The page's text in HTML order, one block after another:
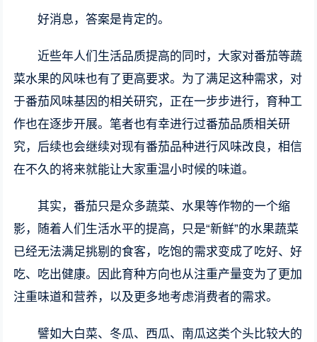
好消息，答案是肯定的。
近些年人们生活品质提高的同时，大家对番茄等蔬
菜水果的风味也有了更高要求。为了满足这种需求，对
于番茄风味基因的相关研究，正在一步步进行，育种工
作也在逐步开展。笔者也有幸进行过番茄品质相关研
究，后续也会继续对现有番茄品种进行风味改良，相信
在不久的将来就能让大家重温小时候的味道。
其实，番茄只是众多蔬菜、水果等作物的一个缩
影，随着人们生活水平的提高，只是“新鲜”的水果蔬菜
已经无法满足挑剔的食客，吃饱的需求变成了吃好、好
吃、吃出健康。因此育种方向也从注重产量变为了更加
注重味道和营养，以及更多地考虑消费者的需求。
譬如大白菜、冬瓜、西瓜、南瓜这类个头比较大的